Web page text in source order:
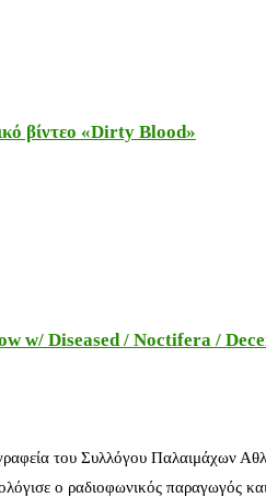
βίντεο «Dirty Blood»
w/ Diseased / Noctifera /
του Συλλόγου
ο ραδιοφωνικός παραγωγός